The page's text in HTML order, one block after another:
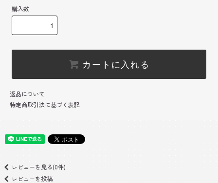
購入数
カートに入れる
返品について
特定商取引法に基づく表記
レビューを見る(0件)
レビューを投稿